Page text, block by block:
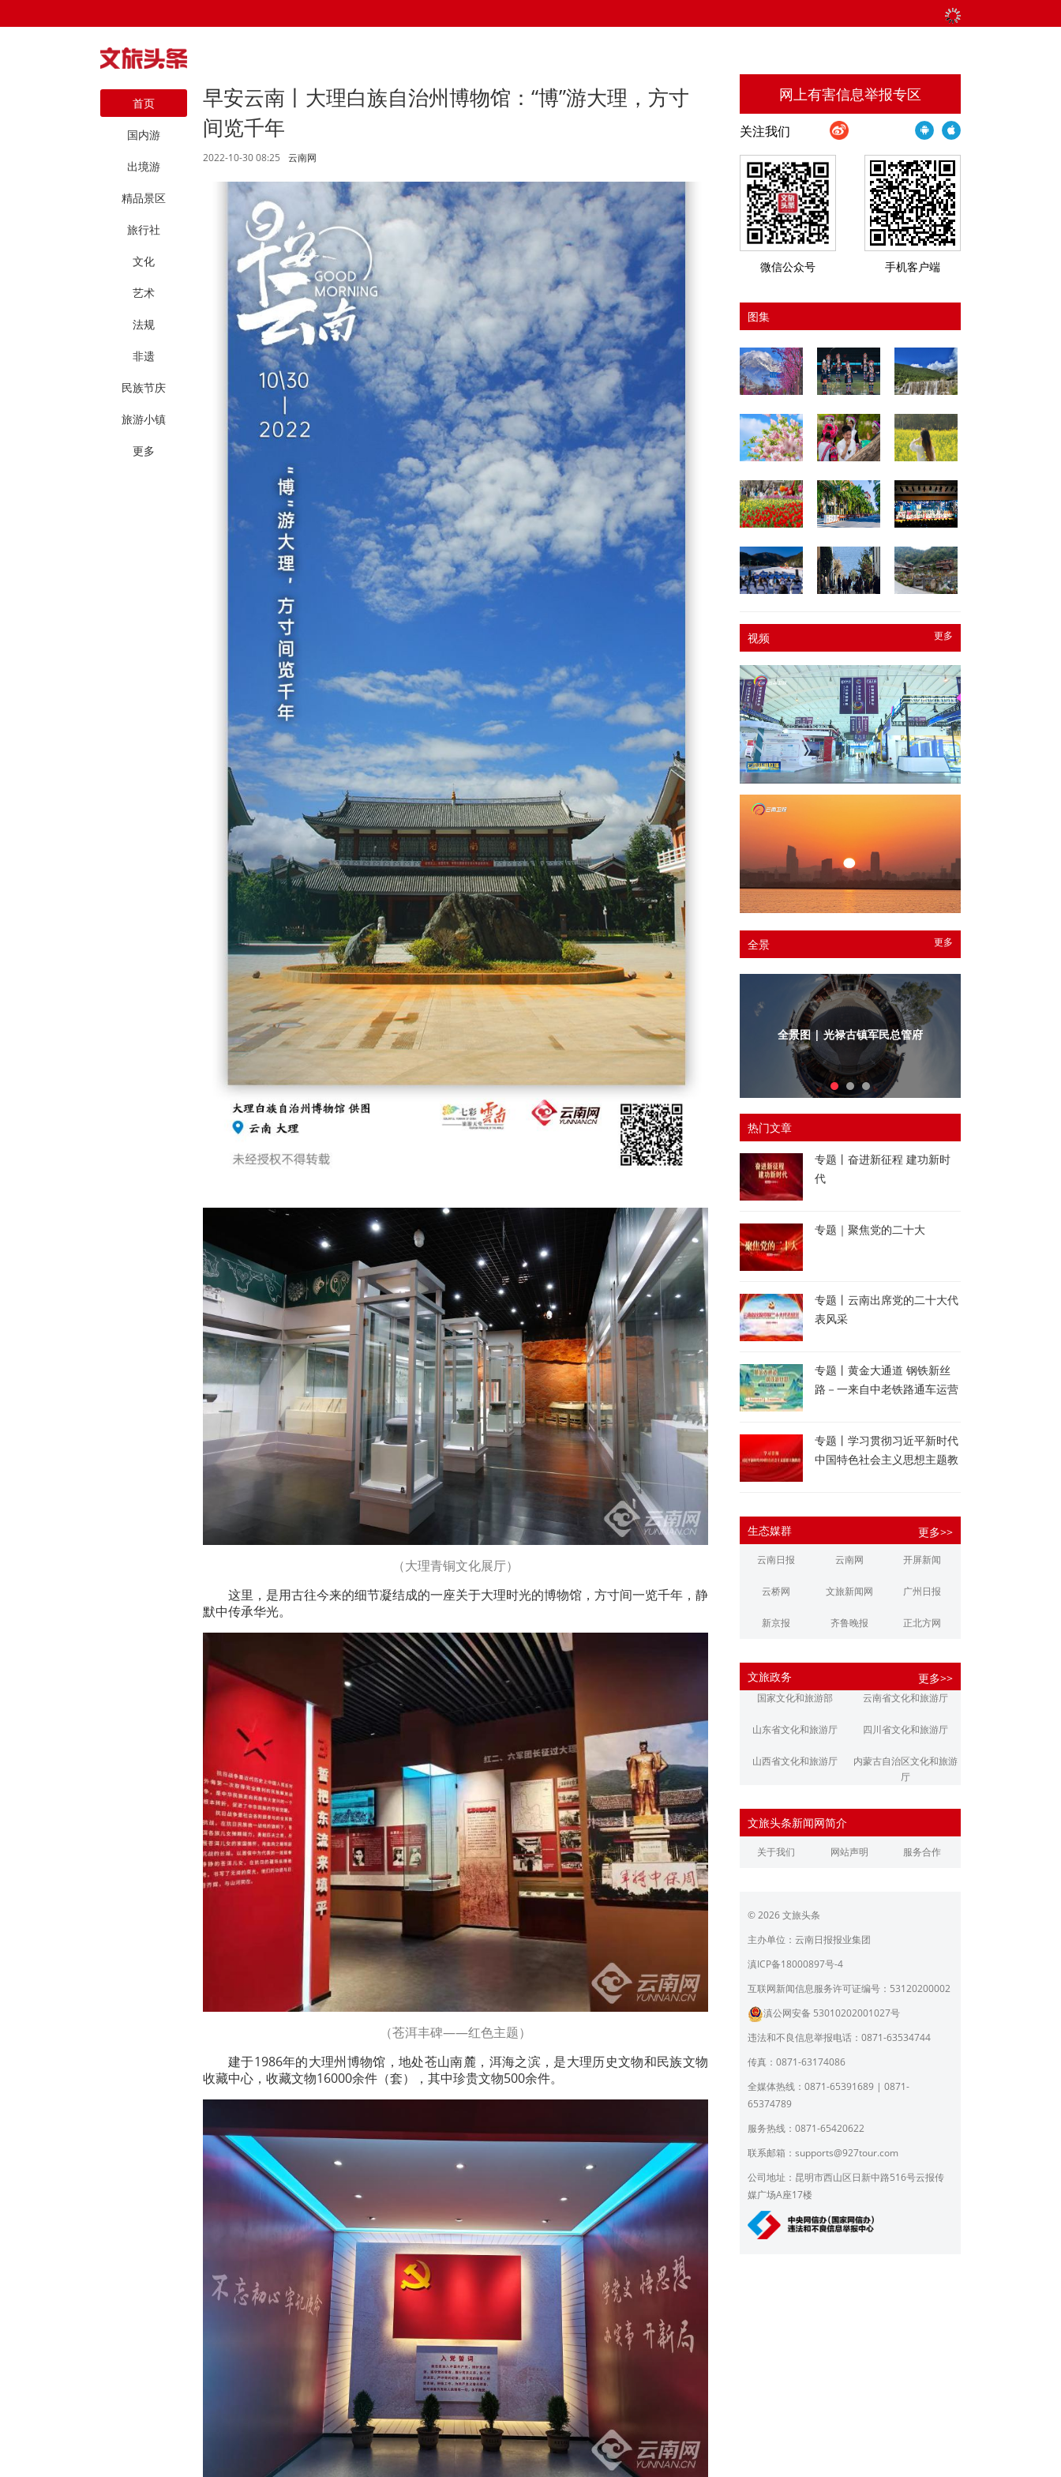
首页
国内游
出境游
精品景区
旅行社
文化
艺术
法规
非遗
民族节庆
旅游小镇
更多
早安云南丨大理白族自治州博物馆：“博”游大理，方寸
间览千年
2022-10-30 08:25 云南网
（大理青铜文化展厅）
这里，是用古往今来的细节凝结成的一座关于大理时光的博物馆，方寸间一览千年，静
默中传承华光。
（苍洱丰碑——红色主题）
建于1986年的大理州博物馆，地处苍山南麓，洱海之滨，是大理历史文物和民族文物
收藏中心，收藏文物16000余件（套），其中珍贵文物500余件。
网上有害信息举报专区
关注我们
微信公众号 手机客户端
图集
更多
视频
更多
全景
全景图 | 光禄古镇军民总管府内庭
热门文章
专题丨奋进新征程 建功新时
代
专题｜聚焦党的二十大
专题丨云南出席党的二十大代
表风采
专题丨黄金大通道 钢铁新丝
路－一来自中老铁路通车运营
专题丨学习贯彻习近平新时代
中国特色社会主义思想主题教
生态媒群 更多>>
云南日报 云南网 开屏新闻
云桥网 文旅新闻网 广州日报
新京报 齐鲁晚报 正北方网
江南都市报 潇湘晨报
文旅政务 更多>>
国家文化和旅游部 云南省文化和旅游厅
山东省文化和旅游厅 四川省文化和旅游厅
山西省文化和旅游厅
内蒙古自治区文化和旅游
厅
浙江省文化和旅游厅
江西省文化和旅游厅 河南省文化和旅游厅
广东省文化和旅游厅
育厅
陕西省文化和旅游厅 甘肃省文化和旅游厅
青海省文化和旅游厅
宁夏回族自治区文化和旅
北京市文旅局
上海市文化和旅游局
员会
文旅头条新闻网简介
关于我们 网站声明 服务合作
© 2026 文旅头条
主办单位：云南日报报业集团
滇ICP备18000897号-4
互联网新闻信息服务许可证编号：53120200002
滇公网安备 53010202001027号
违法和不良信息举报电话：0871-63534744
传真：0871-63174086
全媒体热线：0871-65391689 | 0871-
65374789
服务热线：0871-65420622
联系邮箱： supports@927tour.com
公司地址：昆明市西山区日新中路516号云报传
媒广场A座17楼